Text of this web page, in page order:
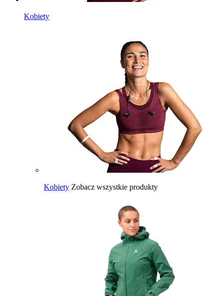
Kobiety
Kobiety Zobacz wszystkie produkty